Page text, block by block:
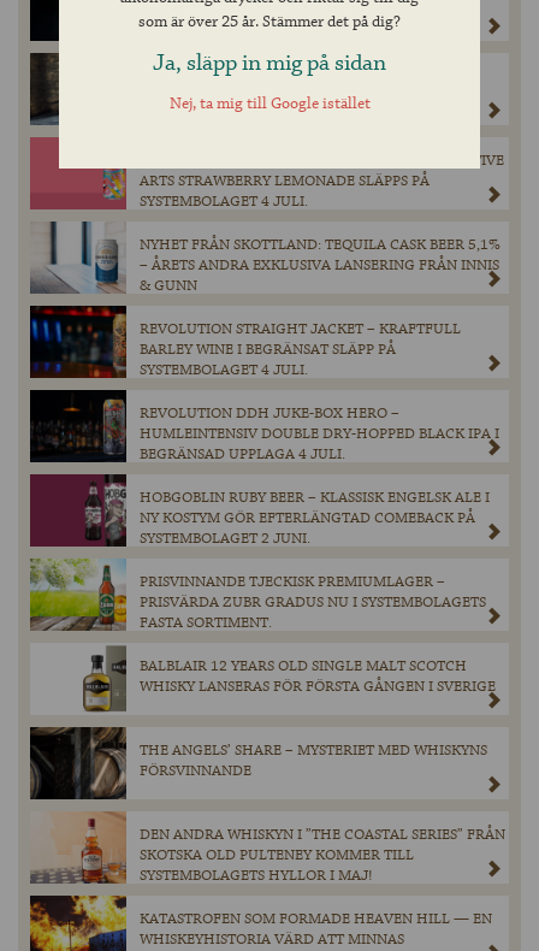
FLASKOR ELIJAH CRAIG BARREL PROOF TILL
SVERIGE
OLD MASTER HEN – EN MÄSTERLIGT BRYGGD
BRITTISK ALE SLÄPPS PÅ SYSTEMBOLAGET 4 JULI.
NY SMAKEXPLOSION TILL SOMMAREN – COLLECTIVE
ARTS STRAWBERRY LEMONADE SLÄPPS PÅ
SYSTEMBOLAGET 4 JULI.
NYHET FRÅN SKOTTLAND: TEQUILA CASK BEER 5,1%
– ÅRETS ANDRA EXKLUSIVA LANSERING FRÅN INNIS
& GUNN
REVOLUTION STRAIGHT JACKET – KRAFTFULL
BARLEY WINE I BEGRÄNSAT SLÄPP PÅ
SYSTEMBOLAGET 4 JULI.
REVOLUTION DDH JUKE-BOX HERO –
HUMLEINTENSIV DOUBLE DRY-HOPPED BLACK IPA I
BEGRÄNSAD UPPLAGA 4 JULI.
HOBGOBLIN RUBY BEER – KLASSISK ENGELSK ALE I
NY KOSTYM GÖR EFTERLÄNGTAD COMEBACK PÅ
SYSTEMBOLAGET 2 JUNI.
PRISVINNANDE TJECKISK PREMIUMLAGER –
PRISVÄRDA ZUBR GRADUS NU I SYSTEMBOLAGETS
FASTA SORTIMENT.
BALBLAIR 12 YEARS OLD SINGLE MALT SCOTCH
WHISKY LANSERAS FÖR FÖRSTA GÅNGEN I SVERIGE
THE ANGELS’ SHARE – MYSTERIET MED WHISKYNS
FÖRSVINNANDE
DEN ANDRA WHISKYN I ”THE COASTAL SERIES” FRÅN
SKOTSKA OLD PULTENEY KOMMER TILL
SYSTEMBOLAGETS HYLLOR I MAJ!
KATASTROFEN SOM FORMADE HEAVEN HILL — EN
WHISKEYHISTORIA VÄRD ATT MINNAS
som är över 25 år. Stämmer det på dig?
Ja, släpp in mig på sidan
Nej, ta mig till Google istället